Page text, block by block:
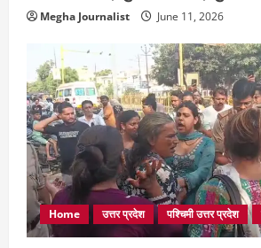
Megha Journalist June 11, 2026
Home उत्तर प्रदेश पश्चिमी उत्तर प्रदेश